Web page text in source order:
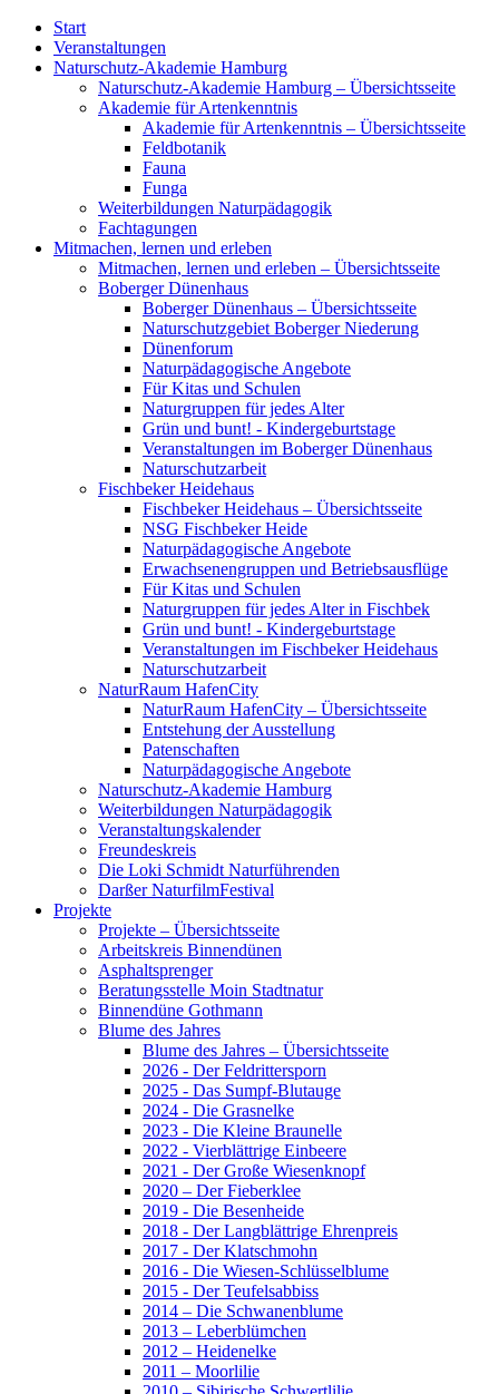
Start
Veranstaltungen
Naturschutz-Akademie Hamburg
Naturschutz-Akademie Hamburg – Übersichtsseite
Akademie für Artenkenntnis
Akademie für Artenkenntnis – Übersichtsseite
Feldbotanik
Fauna
Funga
Weiterbildungen Naturpädagogik
Fachtagungen
Mitmachen, lernen und erleben
Mitmachen, lernen und erleben – Übersichtsseite
Boberger Dünenhaus
Boberger Dünenhaus – Übersichtsseite
Naturschutzgebiet Boberger Niederung
Dünenforum
Naturpädagogische Angebote
Für Kitas und Schulen
Naturgruppen für jedes Alter
Grün und bunt! - Kindergeburtstage
Veranstaltungen im Boberger Dünenhaus
Naturschutzarbeit
Fischbeker Heidehaus
Fischbeker Heidehaus – Übersichtsseite
NSG Fischbeker Heide
Naturpädagogische Angebote
Erwachsenengruppen und Betriebsausflüge
Für Kitas und Schulen
Naturgruppen für jedes Alter in Fischbek
Grün und bunt! - Kindergeburtstage
Veranstaltungen im Fischbeker Heidehaus
Naturschutzarbeit
NaturRaum HafenCity
NaturRaum HafenCity – Übersichtsseite
Entstehung der Ausstellung
Patenschaften
Naturpädagogische Angebote
Naturschutz-Akademie Hamburg
Weiterbildungen Naturpädagogik
Veranstaltungskalender
Freundeskreis
Die Loki Schmidt Naturführenden
Darßer NaturfilmFestival
Projekte
Projekte – Übersichtsseite
Arbeitskreis Binnendünen
Asphaltsprenger
Beratungsstelle Moin Stadtnatur
Binnendüne Gothmann
Blume des Jahres
Blume des Jahres – Übersichtsseite
2026 - Der Feldrittersporn
2025 - Das Sumpf-Blutauge
2024 - Die Grasnelke
2023 - Die Kleine Braunelle
2022 - Vierblättrige Einbeere
2021 - Der Große Wiesenknopf
2020 – Der Fieberklee
2019 - Die Besenheide
2018 - Der Langblättrige Ehrenpreis
2017 - Der Klatschmohn
2016 - Die Wiesen-Schlüsselblume
2015 - Der Teufelsabbiss
2014 – Die Schwanenblume
2013 – Leberblümchen
2012 – Heidenelke
2011 – Moorlilie